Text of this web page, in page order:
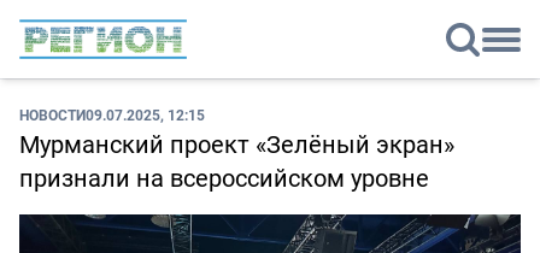
НОВОСТИ09.07.2025, 12:15
Мурманский проект «Зелёный экран»
признали на всероссийском уровне